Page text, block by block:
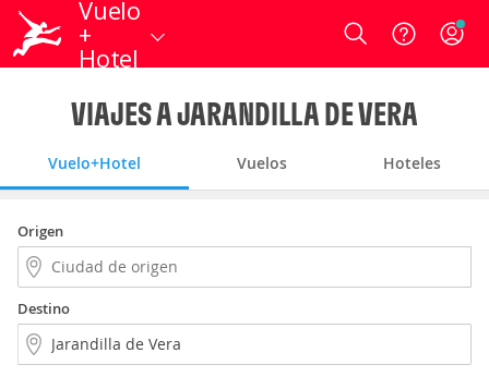
Vuelo
+
Hotel
Login
VIAJES A JARANDILLA DE VERA
Vuelo+Hotel Vuelos Hoteles
Origen
Destino